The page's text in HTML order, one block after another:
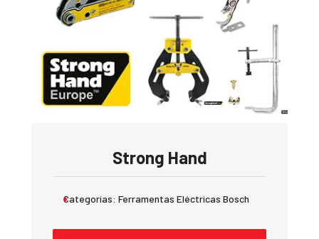
Strong Hand
Categorias: Ferramentas Eléctricas Bosch